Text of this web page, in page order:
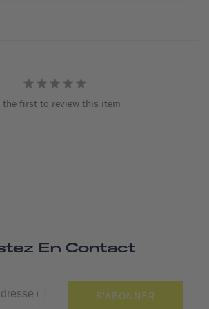
the first to review this item
En Contact
S'ABONNER